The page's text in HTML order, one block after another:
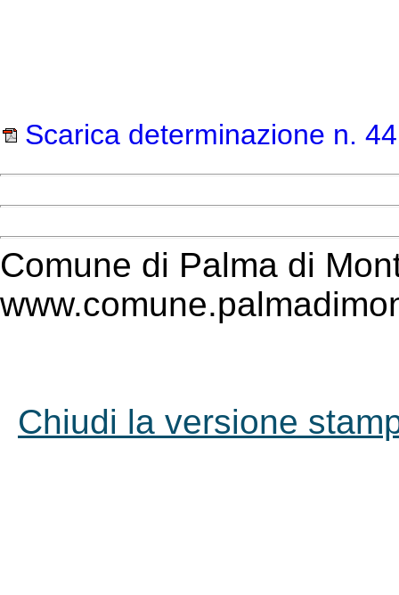
Scarica determinazione n.
Comune di Palma di
Chiudi la versione